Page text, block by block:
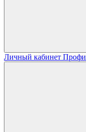
Личный кабинет